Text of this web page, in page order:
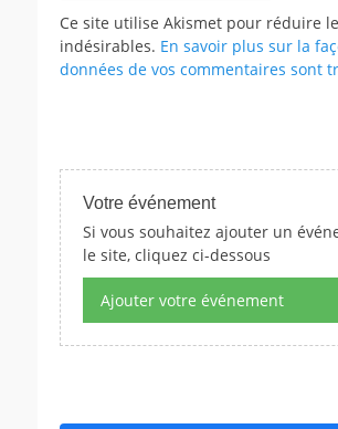
Ce site utilise Akismet pour réduire
indésirables. En savoir plus sur la
données de vos commentaires sont
Votre événement
Si vous souhaitez ajouter un
le site, cliquez ci-dessous
Ajouter votre événement